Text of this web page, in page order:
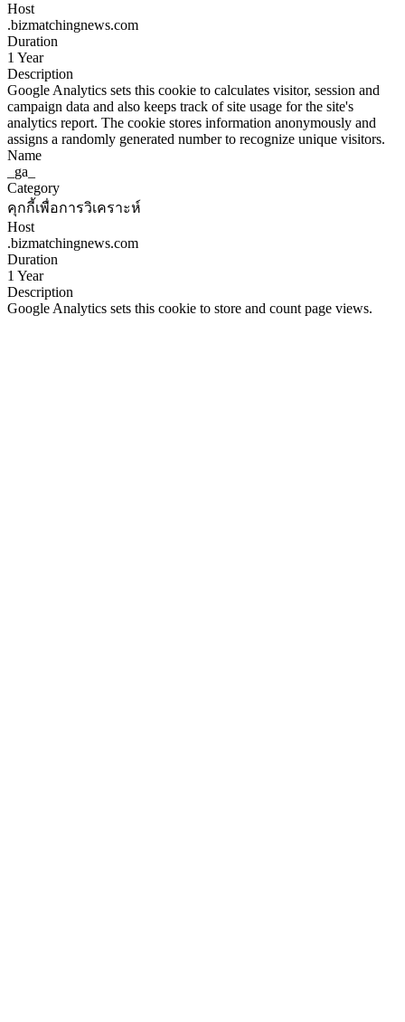
Host
.bizmatchingnews.com
Duration
1 Year
Description
Google Analytics sets this cookie to calculates visitor, session and
campaign data and also keeps track of site usage for the site's
analytics report. The cookie stores information anonymously and
assigns a randomly generated number to recognize unique visitors.
Name
_ga_
Category
คุกกี้เพื่อการวิเคราะห์
Host
.bizmatchingnews.com
Duration
1 Year
Description
Google Analytics sets this cookie to store and count page views.